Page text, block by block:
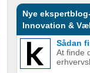
Nye
Innovation &
At finde